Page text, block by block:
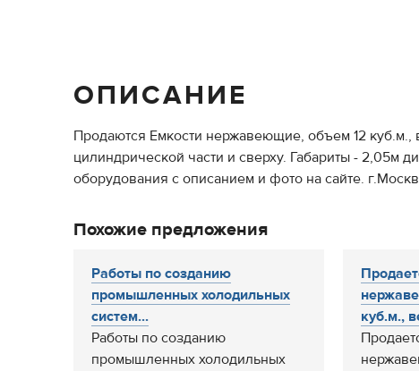
ОПИСАНИЕ
Продаются Емкости нержавеющие, объем 12 куб.м.,
цилиндрической части и сверху. Габариты - 2,05м
оборудования с описанием и фото на сайте.
Похожие предложения
Работы по созданию
промышленных холодильных
систем...
Работы по созданию
промышленных холодильных
куб.м.,